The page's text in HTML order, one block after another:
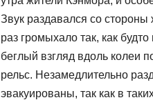
Звук раздавался со
раз громыхало так, как
беглый взгляд вдоль колеи
рельс. Незамедлительно
эвакуированы, так как в